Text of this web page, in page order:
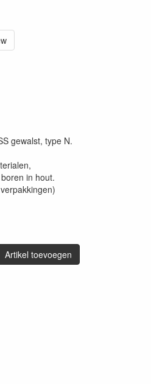
gewalst, type N.
in hout.
Artikel toevoegen